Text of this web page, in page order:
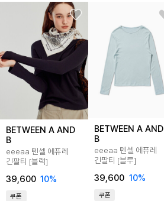
BETWEEN A AND
B
eeeaa 텐셀 에퓨레
긴팔티 [블랙]
39,600 10%
쿠폰
BETWEEN A AND
B
eeeaa 텐셀 에퓨레
긴팔티 [블루]
39,600 10%
쿠폰